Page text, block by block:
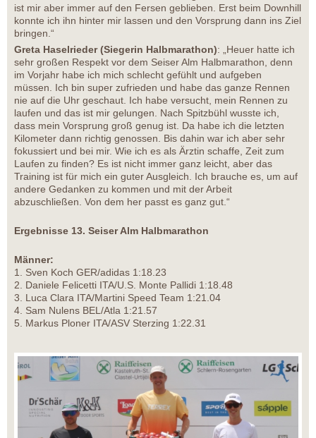
ist mir aber immer auf den Fersen geblieben. Erst beim Downhill
konnte ich ihn hinter mir lassen und den Vorsprung dann ins Ziel
bringen.“
Greta Haselrieder (Siegerin Halbmarathon): „Heuer hatte ich
sehr großen Respekt vor dem Seiser Alm Halbmarathon, denn
im Vorjahr habe ich mich schlecht gefühlt und aufgeben
müssen. Ich bin super zufrieden und habe das ganze Rennen
nie auf die Uhr geschaut. Ich habe versucht, mein Rennen zu
laufen und das ist mir gelungen. Nach Spitzbühl wusste ich,
dass mein Vorsprung groß genug ist. Da habe ich die letzten
Kilometer dann richtig genossen. Bis dahin war ich aber sehr
fokussiert und bei mir. Wie ich es als Ärztin schaffe, Zeit zum
Laufen zu finden? Es ist nicht immer ganz leicht, aber das
Training ist für mich ein guter Ausgleich. Ich brauche es, um auf
andere Gedanken zu kommen und mit der Arbeit
abzuschließen. Von dem her passt es ganz gut.“
Ergebnisse 13. Seiser Alm Halbmarathon
Männer:
1. Sven Koch GER/adidas 1:18.23
2. Daniele Felicetti ITA/U.S. Monte Pallidi 1:18.48
3. Luca Clara ITA/Martini Speed Team 1:21.04
4. Sam Nulens BEL/Atla 1:21.57
5. Markus Ploner ITA/ASV Sterzing 1:22.31